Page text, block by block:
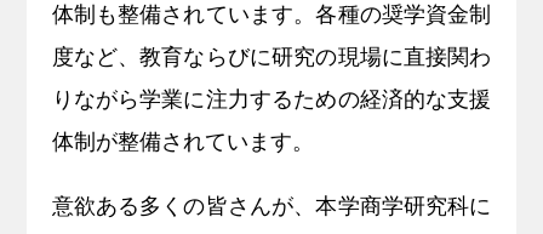
体制も整備されています。各種の奨学資金制
度など、教育ならびに研究の現場に直接関わ
りながら学業に注力するための経済的な支援
体制が整備されています。
意欲ある多くの皆さんが、本学商学研究科に